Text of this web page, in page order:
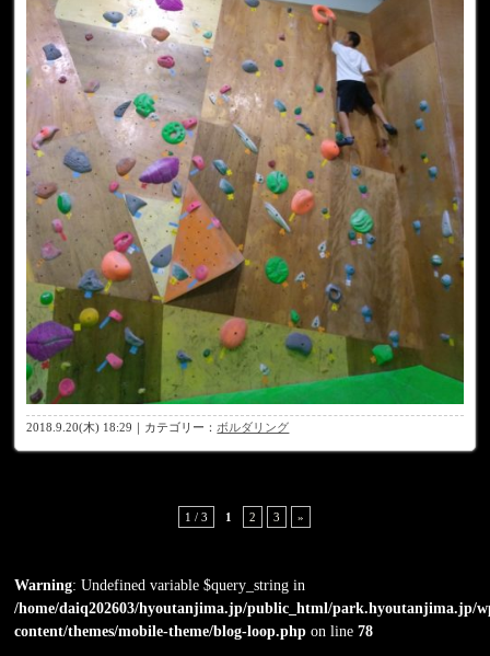
2018.9.20(木) 18:29｜カテゴリー： ボルダリング
1 / 3 1 2 3 »
Warning: Undefined variable $query_string in
/home/daiq202603/hyoutanjima.jp/public_html/park.hyoutanjima.jp/
content/themes/mobile-theme/blog-loop.php on line78